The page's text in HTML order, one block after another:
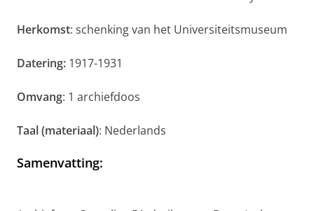
Herkomst: schenking van het Universiteitsmuseum
Datering: 1917-1931
Omvang: 1 archiefdoos
Taal (materiaal): Nederlands
Samenvatting: